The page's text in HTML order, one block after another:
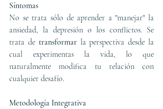
Síntomas
No se trata sólo de aprender a "manejar" la
ansiedad, la depresión o los conflictos. Se
trata de transformar la perspectiva desde la
cual experimentas la vida, lo que
naturalmente modifica tu relación con
cualquier desafío.
Metodología Integrativa